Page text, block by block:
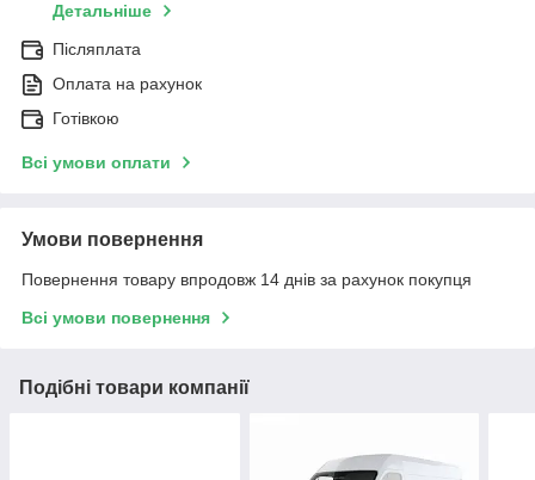
Детальніше
Післяплата
Оплата на рахунок
Готівкою
Всі умови оплати
Умови повернення
Повернення товару впродовж 14 днів за рахунок покупця
Всі умови повернення
Подібні товари компанії